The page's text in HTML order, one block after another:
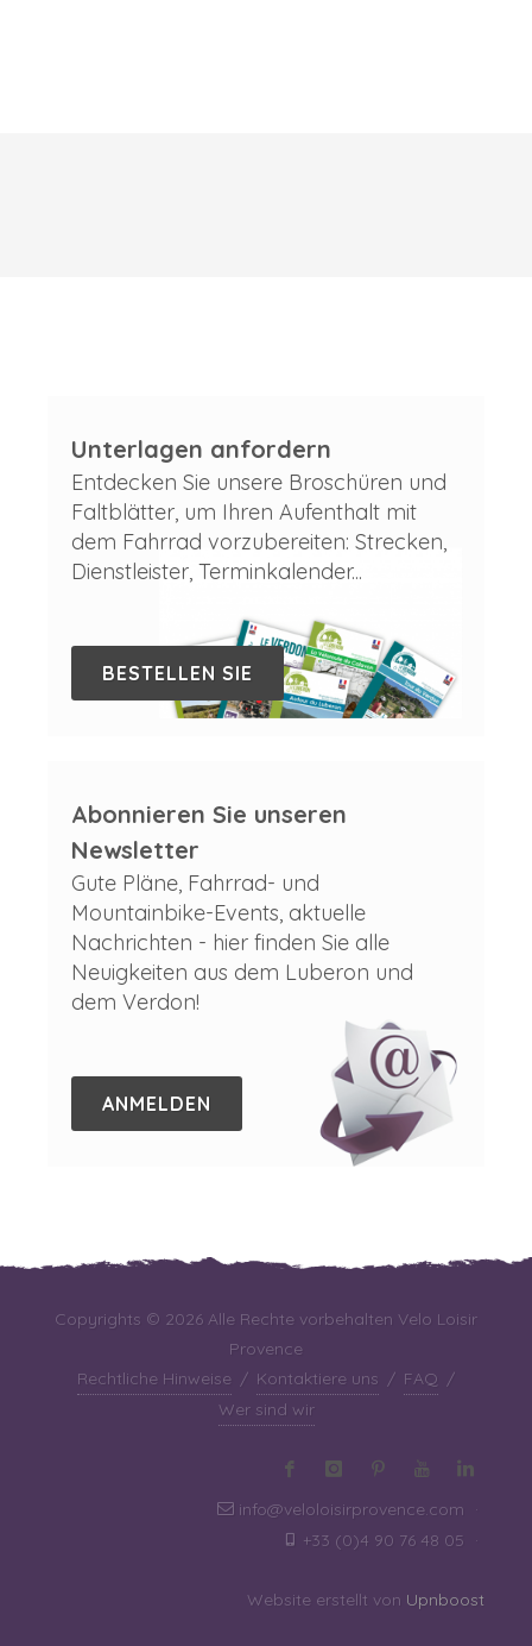
Unterlagen anfordern
Entdecken Sie unsere Broschüren und
Faltblätter, um Ihren Aufenthalt mit
dem Fahrrad vorzubereiten: Strecken,
Dienstleister, Terminkalender...
BESTELLEN SIE
Abonnieren Sie unseren
Newsletter
Gute Pläne, Fahrrad- und
Mountainbike-Events, aktuelle
Nachrichten - hier finden Sie alle
Neuigkeiten aus dem Luberon und
dem Verdon!
ANMELDEN
Copyrights © 2026 Alle Rechte vorbehalten Velo Loisir
Provence
Rechtliche Hinweise / Kontaktiere uns / FAQ /
Wer sind wir
info@veloloisirprovence.com
·
+33 (0)4 90 76 48 05
·
Website erstellt von Upnboost